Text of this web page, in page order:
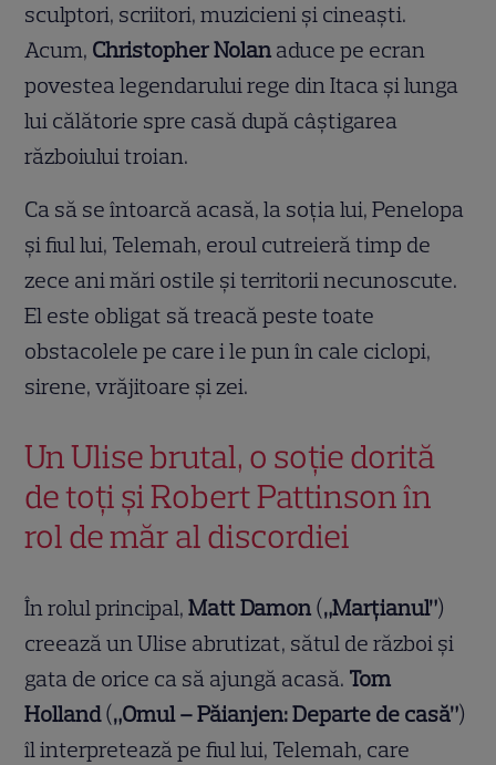
sculptori, scriitori, muzicieni și cineaști.
Acum, Christopher Nolan aduce pe ecran
povestea legendarului rege din Itaca și lunga
lui călătorie spre casă după câștigarea
războiului troian.
Ca să se întoarcă acasă, la soția lui, Penelopa
și fiul lui, Telemah, eroul cutreieră timp de
zece ani mări ostile și territorii necunoscute.
El este obligat să treacă peste toate
obstacolele pe care i le pun în cale ciclopi,
sirene, vrăjitoare și zei.
Un Ulise brutal, o soție dorită
de toți și Robert Pattinson în
rol de măr al discordiei
În rolul principal,Matt Damon („Marțianul”)
creează un Ulise abrutizat, sătul de război și
gata de orice ca să ajungă acasă. Tom
Holland(„Omul – Păianjen: Departe de casă”)
îl interpretează pe fiul lui, Telemah, care